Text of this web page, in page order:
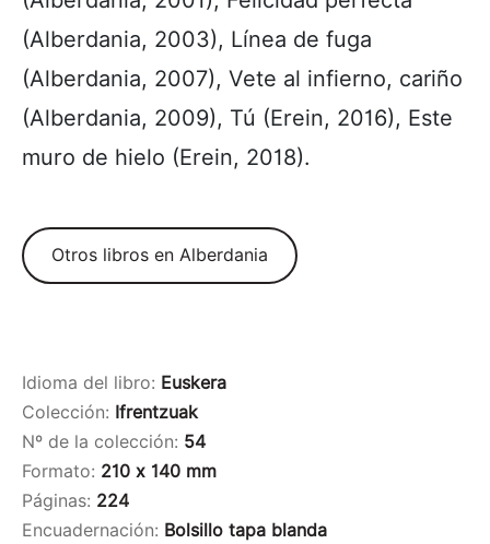
(Alberdania, 2003), Línea de fuga
(Alberdania, 2007), Vete al infierno, cariño
(Alberdania, 2009), Tú (Erein, 2016), Este
muro de hielo (Erein, 2018).
Otros libros en Alberdania
Idioma del libro: Euskera
Colección: Ifrentzuak
Nº de la colección: 54
Formato: 210 x 140 mm
Páginas: 224
Encuadernación: Bolsillo tapa blanda